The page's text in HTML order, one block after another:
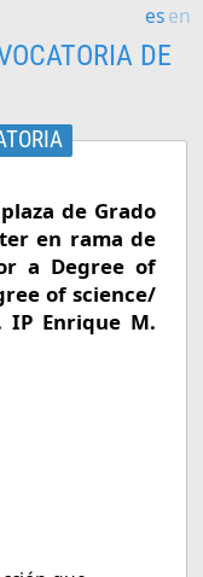
esen
DE
de Grado
en rama de
a Degree of
of science/
IP Enrique M.